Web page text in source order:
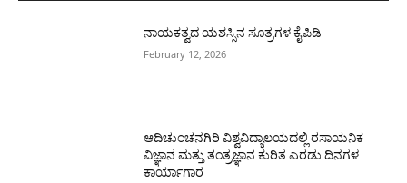
ನಾಯಕತ್ವದ ಯಶಸ್ಸಿನ ಸೂತ್ರಗಳ ಕೈಪಿಡಿ
February 12, 2026
ಆದಿಚುಂಚನಗಿರಿ ವಿಶ್ವವಿದ್ಯಾಲಯದಲ್ಲಿ ರಸಾಯನಿಕ
ವಿಜ್ಞಾನ ಮತ್ತು ತಂತ್ರಜ್ಞಾನ ಕುರಿತ ಎರಡು ದಿನಗಳ
ಕಾರ್ಯಾಗಾರ